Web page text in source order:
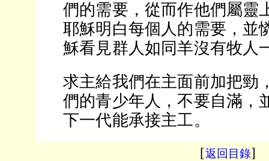
們的需要，從而作他們屬靈
耶穌明白每個人的需要，並
穌看見群人如同羊沒有牧人
求主給我們在主面前加把勁
們的青少年人，不要自滿，
下一代能承接主工。
[返回目錄]